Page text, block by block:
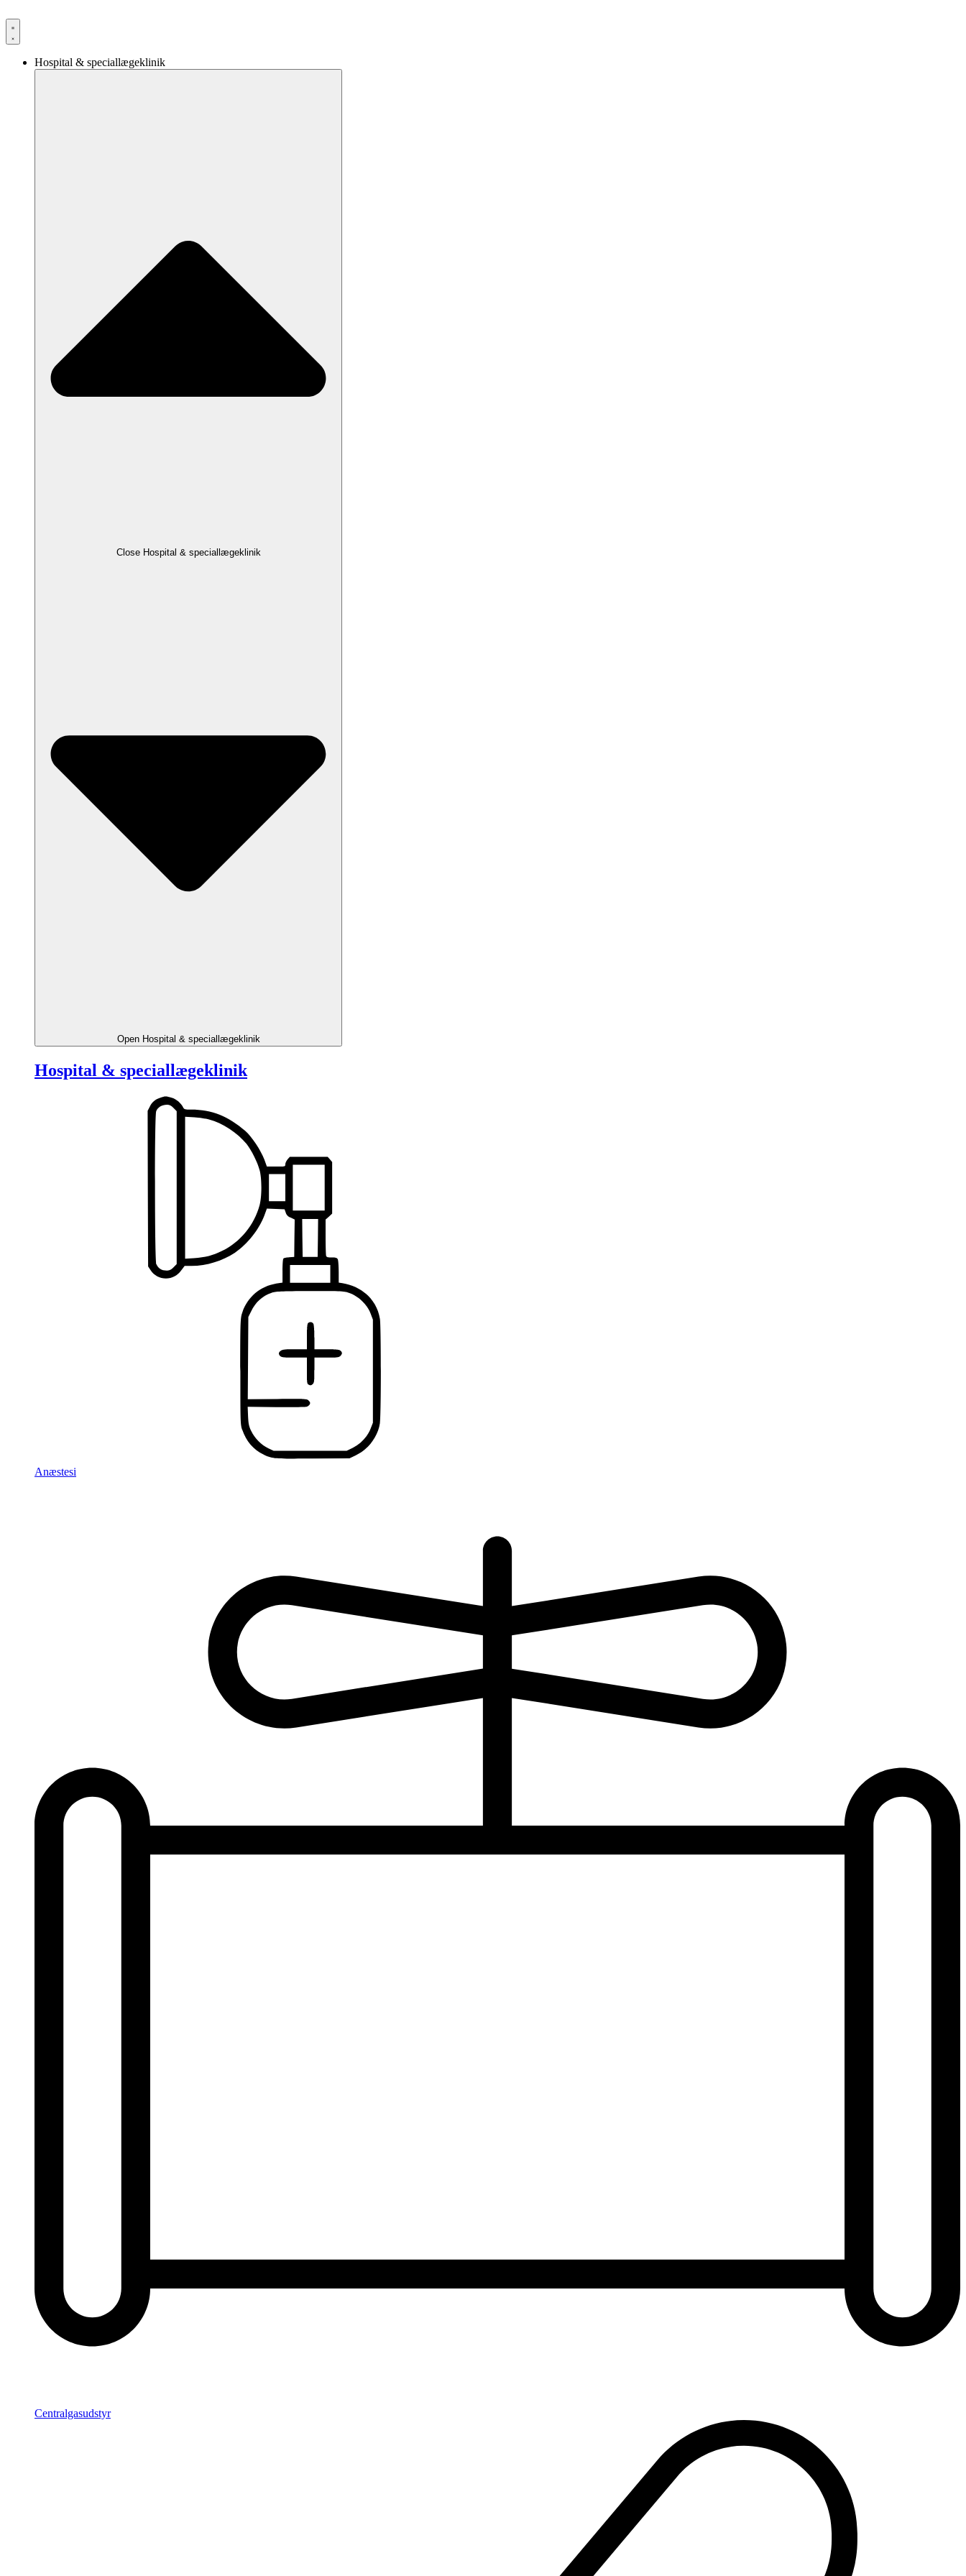
til
indhold
Hospital & speciallægeklinik
Close Hospital & speciallægeklinik
Open Hospital & speciallægeklinik
Hospital & speciallægeklinik
Anæstesi
Centralgasudstyr